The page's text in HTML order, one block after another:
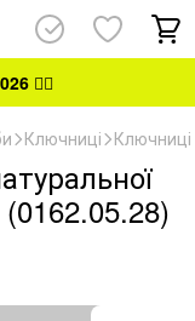
👈🏻
Ключниці Ключниці